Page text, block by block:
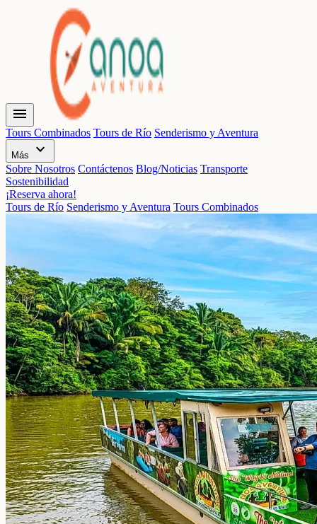
menu
Tours Combinados Tours de Río Senderismo y Aventura
Más expand_more
Sobre Nosotros Contáctenos Blog/Noticias Transporte
Sostenibilidad
¡Reserva ahora!
Tours de Río Senderismo y Aventura Tours Combinados